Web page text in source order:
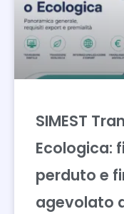
SIMEST
Ecologica:
perduto e
agevolato